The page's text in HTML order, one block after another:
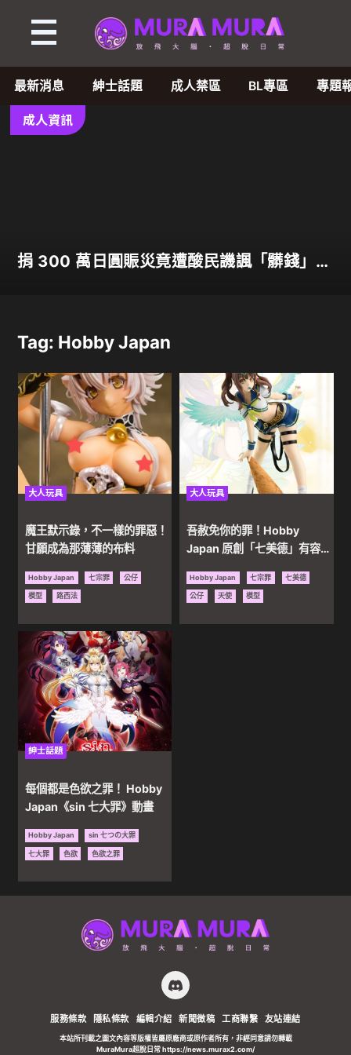
Tag:
Hobby
Japan
人
遊
戲
｜
動
AV
資
訊
最新消息 紳士話題 成人禁區 BL專區 專題
成人資訊
捐 300 萬日圓賑災竟遭酸民譏諷「髒錢」！
Tag: Hobby Japan
大人玩具
魔王默示錄，不一樣的罪惡！
甘願成為那薄薄的布料
Hobby Japan 七宗罪 公仔
模型 路西法
大人玩具
吾赦免你的罪！Hobby
Japan 原創「七美德」有容乃
Hobby Japan 七宗罪 七美德
公仔 天使 模型
紳士話題
每個都是色欲之罪！ Hobby
Japan《sin 七大罪》動畫
Hobby Japan sin 七つの大罪
七大罪 色欲 色欲之罪
服務條款 隱私條款 編輯介紹 新聞徵稿 工商聯繫 友站連結
本站所刊載之圖文內容等版權皆屬原廠商或原作者所有，非經同意請勿轉載
MuraMura超脫日常 https://news.murax2.com/